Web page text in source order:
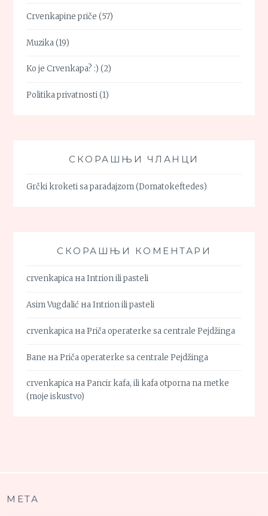
Crvenkapine priče (57)
Muzika(19)
Ko je Crvenkapa? :) (2)
Politika privatnosti(1)
СКОРАШЊИ ЧЛАНЦИ
Grčki kroketi sa paradajzom (Domatokeftedes)
СКОРАШЊИ КОМЕНТАРИ
crvenkapica наIntrion ili pasteli
Asim Vugdalić наIntrion ili pasteli
crvenkapica наPriča operaterke sa centrale Pejdžinga
Bane наPriča operaterke sa centrale Pejdžinga
crvenkapica наPancir kafa, ili kafa otporna na metke
(moje iskustvo)
МЕТА